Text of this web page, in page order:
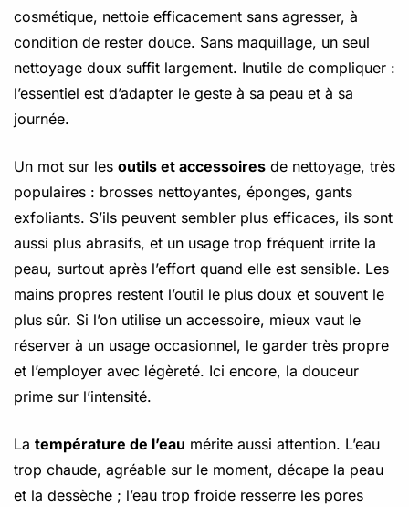
cosmétique, nettoie efficacement sans agresser, à
condition de rester douce. Sans maquillage, un seul
nettoyage doux suffit largement. Inutile de compliquer :
l’essentiel est d’adapter le geste à sa peau et à sa
journée.
Un mot sur les outils et accessoires de nettoyage, très
populaires : brosses nettoyantes, éponges, gants
exfoliants. S’ils peuvent sembler plus efficaces, ils sont
aussi plus abrasifs, et un usage trop fréquent irrite la
peau, surtout après l’effort quand elle est sensible. Les
mains propres restent l’outil le plus doux et souvent le
plus sûr. Si l’on utilise un accessoire, mieux vaut le
réserver à un usage occasionnel, le garder très propre
et l’employer avec légèreté. Ici encore, la douceur
prime sur l’intensité.
La température de l’eau mérite aussi attention. L’eau
trop chaude, agréable sur le moment, décape la peau
et la dessèche ; l’eau trop froide resserre les pores